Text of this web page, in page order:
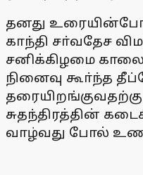
தனது
காந்தி சா்வதேச
சனிக்கிழமை
நினைவு கூா்ந்த
தரையிறங்குவதற்கு
சுதந்திரத்தின்
வாழ்வது போல்